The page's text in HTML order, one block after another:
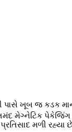
પાસે ખૂબ જ કડક
મેગ્નેટિક
મળી રહ્યા